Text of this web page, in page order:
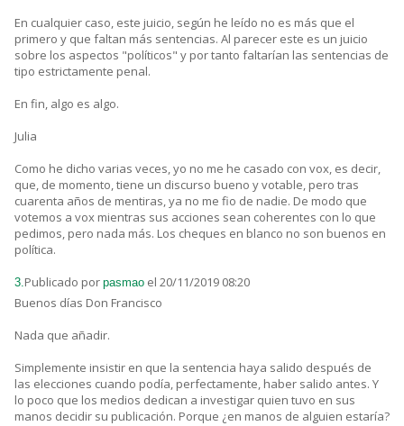
En cualquier caso, este juicio, según he leído no es más que el
primero y que faltan más sentencias. Al parecer este es un juicio
sobre los aspectos "políticos" y por tanto faltarían las sentencias de
tipo estrictamente penal.
En fin, algo es algo.
Julia
Como he dicho varias veces, yo no me he casado con vox, es decir,
que, de momento, tiene un discurso bueno y votable, pero tras
cuarenta años de mentiras, ya no me fio de nadie. De modo que
votemos a vox mientras sus acciones sean coherentes con lo que
pedimos, pero nada más. Los cheques en blanco no son buenos en
política.
3.Publicado por pasmao el 20/11/2019 08:20
Buenos días Don Francisco
Nada que añadir.
Simplemente insistir en que la sentencia haya salido después de
las elecciones cuando podía, perfectamente, haber salido antes. Y
lo poco que los medios dedican a investigar quien tuvo en sus
manos decidir su publicación. Porque ¿en manos de alguien estaría?